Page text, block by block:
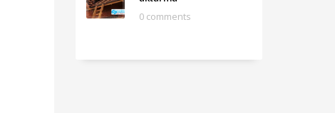
0 comments